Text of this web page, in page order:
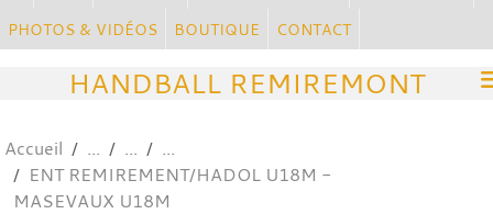
PHOTOS & VIDÉOS
BOUTIQUE CONTACT
HANDBALL REMIREMONT
Accueil
ENT REMIREMENT/HADOL U18M -
MASEVAUX U18M